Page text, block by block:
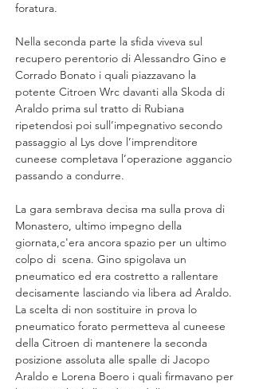
foratura.
Nella seconda parte la sfida viveva sul
recupero perentorio di Alessandro Gino e
Corrado Bonato i quali piazzavano la
potente Citroen Wrc davanti alla Skoda di
Araldo prima sul tratto di Rubiana
ripetendosi poi sull’impegnativo secondo
passaggio al Lys dove l’imprenditore
cuneese completava l’operazione aggancio
passando a condurre.
La gara sembrava decisa ma sulla prova di
Monastero, ultimo impegno della
giornata,c'era ancora spazio per un ultimo
colpo di  scena. Gino spigolava un
pneumatico ed era costretto a rallentare
decisamente lasciando via libera ad Araldo.
La scelta di non sostituire in prova lo
pneumatico forato permetteva al cuneese
della Citroen di mantenere la seconda
posizione assoluta alle spalle di Jacopo
Araldo e Lorena Boero i quali firmavano per